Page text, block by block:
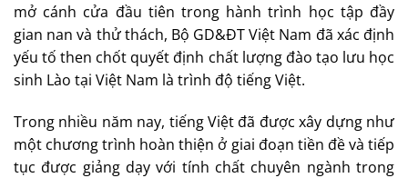
mở cánh cửa đầu tiên trong hành trình học tập đầy
gian nan và thử thách, Bộ GD&ĐT Việt Nam đã xác định
yếu tố then chốt quyết định chất lượng đào tạo lưu học
sinh Lào tại Việt Nam là trình độ tiếng Việt.
Trong nhiều năm nay, tiếng Việt đã được xây dựng như
một chương trình hoàn thiện ở giai đoạn tiền đề và tiếp
tục được giảng dạy với tính chất chuyên ngành trong